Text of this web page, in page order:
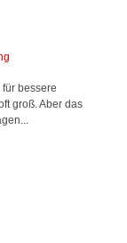
bessere
groß. Aber das